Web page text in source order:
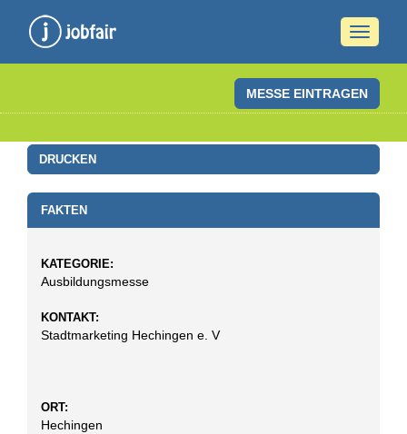
MESSE EINTRAGEN
DRUCKEN
FAKTEN
KATEGORIE:
Ausbildungsmesse
KONTAKT:
Stadtmarketing Hechingen e. V
ORT:
Hechingen